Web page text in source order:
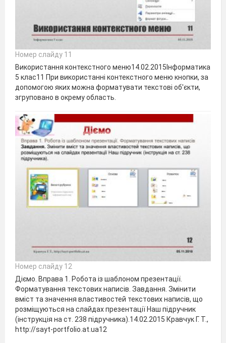
Номер слайду 11
Використання контекстного меню14.02.2015Інформатика
5 клас11 При використанні контекстного меню кнопки, за
допомогою яких можна форматувати текстові об'єкти,
згруповано в окрему область.
Номер слайду 12
Діємо. Вправа 1. Робота із шаблоном презентації.
Форматування текстових написів. Завдання. Змінити
вміст та значення властивостей текстових написів, що
розміщуються на слайдах презентації Наш підручник
(інструкція на ст. 238 підручника).14.02.2015 Кравчук Г. Т.,
http://sayt-portfolio.at.ua12